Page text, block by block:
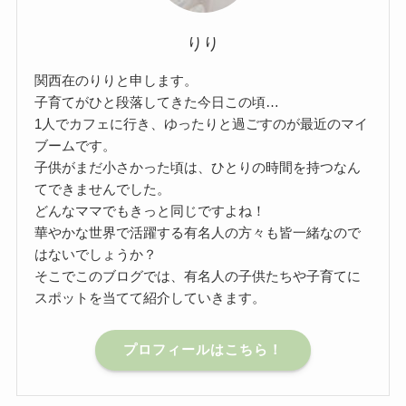
りり
関西在のりりと申します。
子育てがひと段落してきた今日この頃…
1人でカフェに行き、ゆったりと過ごすのが最近のマイ
ブームです。
子供がまだ小さかった頃は、ひとりの時間を持つなん
てできませんでした。
どんなママでもきっと同じですよね！
華やかな世界で活躍する有名人の方々も皆一緒なので
はないでしょうか？
そこでこのブログでは、有名人の子供たちや子育てに
スポットを当てて紹介していきます。
プロフィールはこちら！